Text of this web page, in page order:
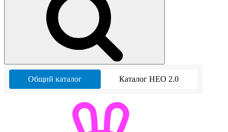
Общий каталог Каталог НЕО 2.0